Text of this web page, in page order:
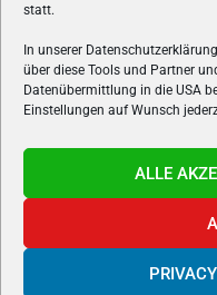
statt.
In unserer
über diese Tools und Partner
Datenübermittlung in die USA
Einstellungen auf Wunsch
ALLE